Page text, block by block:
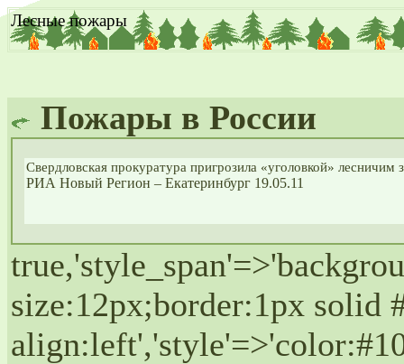
Лесные пожары
Пожары в России
Свердловская прокуратура пригрозила «уголовкой» лесничим
РИА Новый Регион – Екатеринбург 19.05.11
size:12px;border:1px solid